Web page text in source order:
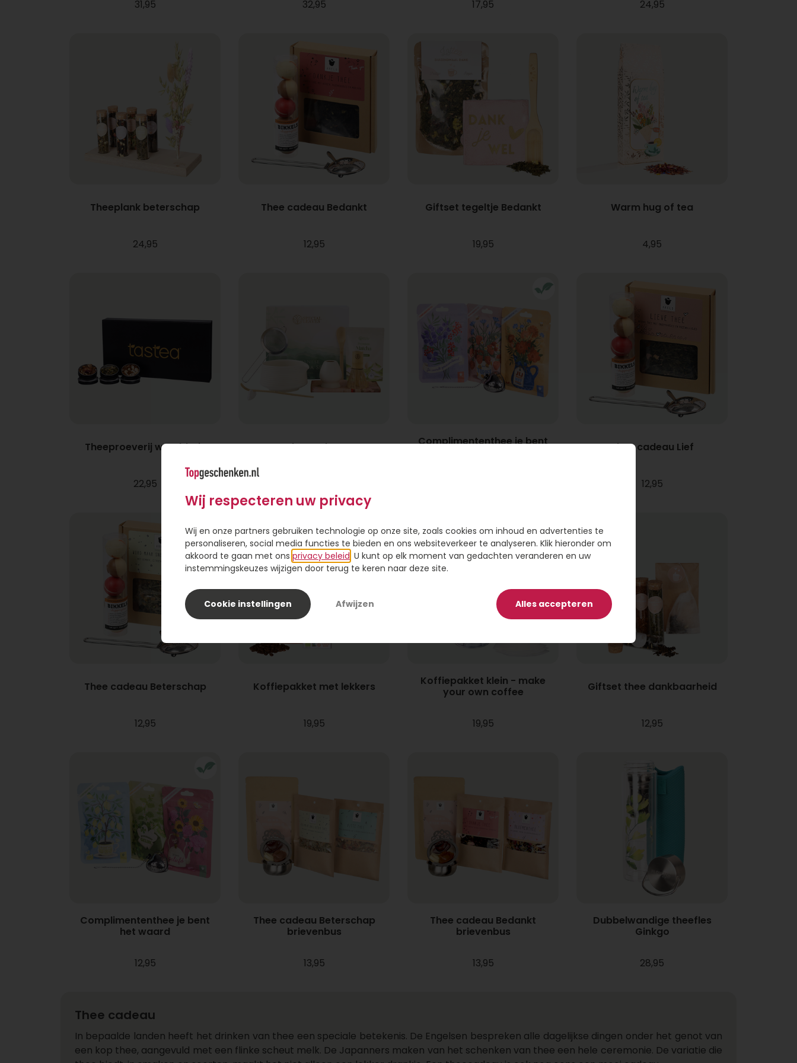
31,95 32,95 17,95 24,95
Theeplank beterschap
24,95
Thee cadeau Bedankt
12,95
Giftset tegeltje Bedankt
19,95
Warm hug of tea
4,95
Theeproeverij wereldreis
22,95
Matcha Cadeauset
Complimententhee je bent
Thee cadeau Lief
12,95
Thee cadeau Beterschap
12,95
Koffiepakket met lekkers
19,95
Koffiepakket klein - make
your own coffee
19,95
Giftset thee dankbaarheid
12,95
Complimententhee je bent
het waard
12,95
Thee cadeau Beterschap
brievenbus
13,95
Thee cadeau Bedankt
brievenbus
13,95
Dubbelwandige theefles
Ginkgo
28,95
Thee cadeau
In bepaalde landen heeft het drinken van thee een speciale betekenis. De Engelsen bespreken alle dagelijkse dingen onder het genot van
een kop thee, aangevuld met een flinke scheut melk. De Japanners maken van het schenken van thee een hele ceremonie. De variatie die
Wij respecteren uw privacy
Wij en onze partners gebruiken technologie op onze site, zoals cookies om inhoud en advertenties te
personaliseren, social media functies te bieden en ons websiteverkeer te analyseren. Klik hieronder om
akkoord te gaan met ons privacy beleid . U kunt op elk moment van gedachten veranderen en uw
instemmingskeuzes wijzigen door terug te keren naar deze site.
Alles accepteren
Cookie instellingen Afwijzen